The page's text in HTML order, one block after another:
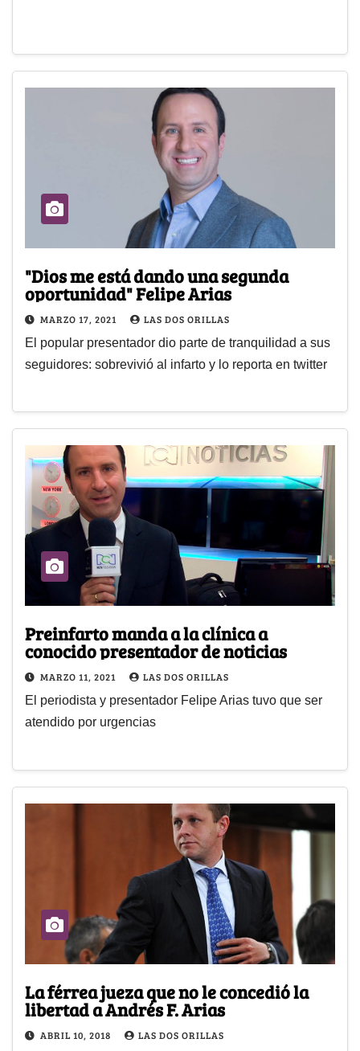
"Dios me está dando una segunda
oportunidad" Felipe Arias
MARZO 17, 2021 LAS DOS ORILLAS
El popular presentador dio parte de tranquilidad a sus
seguidores: sobrevivió al infarto y lo reporta en twitter
Preinfarto manda a la clínica a
conocido presentador de noticias
MARZO 11, 2021 LAS DOS ORILLAS
El periodista y presentador Felipe Arias tuvo que ser
atendido por urgencias
La férrea jueza que no le concedió la
libertad a Andrés F. Arias
ABRIL 10, 2018 LAS DOS ORILLAS